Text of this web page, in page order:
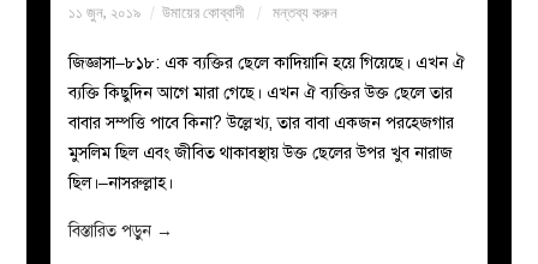
১১ জুন, ২০১৯ উমায়ের কোব্বাদী মন্তব্য করুন
জিজ্ঞাসা–৮১৮: এক ব্যক্তির ছেলে কাদিয়ানি হয়ে গিয়েছে। এখন ঐ
ব্যক্তি কিছুদিন আগে মারা গেছে। এখন ঐ ব্যক্তির উক্ত ছেলে তার
বাবার সম্পত্তি পাবে কিনা? উল্লেখ্য, তার বাবা একজন পরহেজগার
মুসলিম ছিল এবং জীবিত থাকাবস্থায় উক্ত ছেলের উপর খুব নারাজ
ছিল।–নাসরুল্লাহ।
বিস্তারিত পড়ুন →